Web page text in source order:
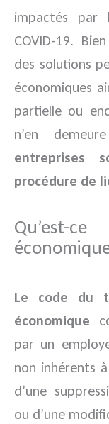
impactés par
COVID-19.
des solutions
économiques
partielle ou
n’en
entreprises
procédure de
Qu’est-
Le code du
économique
par un
non inhérents
d’une
ou d’une